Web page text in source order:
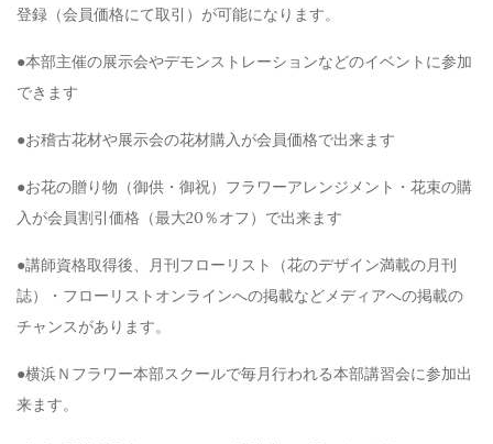
登録（会員価格にて取引）が可能になります。
●本部主催の展示会やデモンストレーションなどのイベントに参加
できます
●お稽古花材や展示会の花材購入が会員価格で出来ます
●お花の贈り物（御供・御祝）フラワーアレンジメント・花束の購
入が会員割引価格（最大20％オフ）で出来ます
●講師資格取得後、月刊フローリスト（花のデザイン満載の月刊
誌）・フローリストオンラインへの掲載などメディアへの掲載の
チャンスがあります。
●横浜Ｎフラワー本部スクールで毎月行われる本部講習会に参加出
来ます。